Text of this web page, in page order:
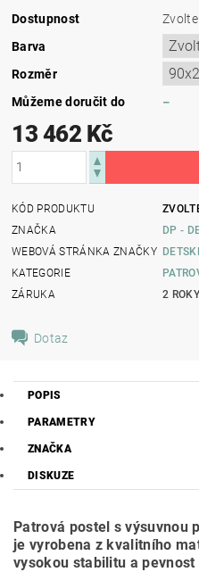
Dostupnost
Barva
Rozměr
Můžeme doručit do
–
13 462 Kč
KÓD PRODUKTU
ZNAČKA
DP -
WEBOVÁ STRÁNKA ZNAČKY
KATEGORIE
ZÁRUKA
2 ROKY
Dotaz
POPIS
PARAMETRY
ZNAČKA
DISKUZE
Patrová postel s výsuvnou
je vyrobena z kvalitního
vysokou stabilitu a